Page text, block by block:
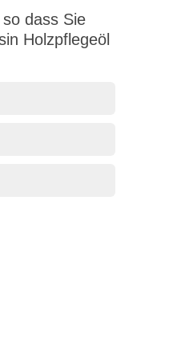
dass Sie
Holzpflegeöl